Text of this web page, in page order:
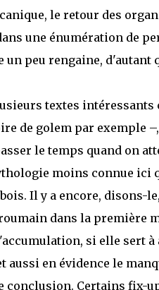
le retour des
une énumération de
un peu rengaine,
textes
de golem par exemple
le temps quand on
moins connue ici
Il y a encore, disons-
dans la première
si elle sert
aussi en évidence le
Certains fix-